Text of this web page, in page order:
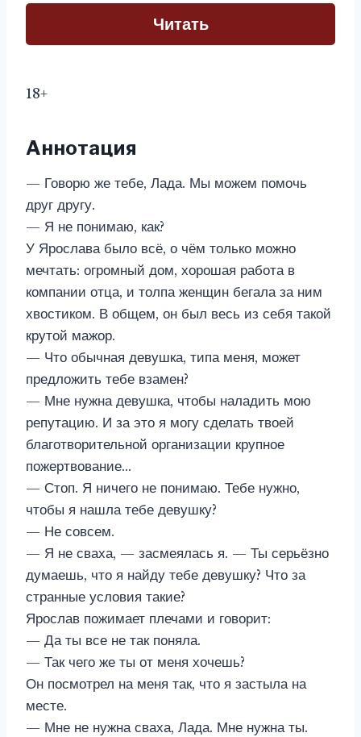
Читать
18+
Аннотация
— Говорю же тебе, Лада. Мы можем помочь
друг другу.
— Я не понимаю, как?
У Ярослава было всё, о чём только можно
мечтать: огромный дом, хорошая работа в
компании отца, и толпа женщин бегала за ним
хвостиком. В общем, он был весь из себя такой
крутой мажор.
— Что обычная девушка, типа меня, может
предложить тебе взамен?
— Мне нужна девушка, чтобы наладить мою
репутацию. И за это я могу сделать твоей
благотворительной организации крупное
пожертвование…
— Стоп. Я ничего не понимаю. Тебе нужно,
чтобы я нашла тебе девушку?
— Не совсем.
— Я не сваха, — засмеялась я. — Ты серьёзно
думаешь, что я найду тебе девушку? Что за
странные условия такие?
Ярослав пожимает плечами и говорит:
— Да ты все не так поняла.
— Так чего же ты от меня хочешь?
Он посмотрел на меня так, что я застыла на
месте.
— Мне не нужна сваха, Лада. Мне нужна ты.